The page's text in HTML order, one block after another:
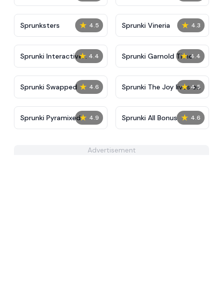
★ 4.5
Sprunksters ★ 4.3
Sprunki Vineria
★ 4.4
Sprunki Interactive
Tunner
★ 4.4
Sprunki Garnold Time
★ 4.6
Sprunki Swapped ★ 4.5
Sprunki The Joy lives on
★ 4.9
Sprunki Pyramixed ★ 4.6
Sprunki All Bonus
Advertisement